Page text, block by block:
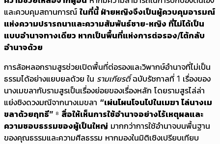
และควบคุมสถานการณ์ ในที่นี้ ฝ่ายหญิงจึงเป็นผู้ควบคุมอารมณ์
แห่งความปรารถนาและความสัมพันธ์ชาย-หญิง ที่ไม่ได้เป็น
แบบอำนาจทางเดียว หากเป็นพื้นที่แห่งการต่อรอง/โต้กลับ
อำนาจด้วย
การล้อหลอกรามสูรช่วยเปิดพื้นที่ต่อรองและวิพากษ์อำนาจที่ไม่เป็น
ธรรมได้อย่างแยบยลด้วย ใน รามเกียรติ์ฉบับรัชกาลที่ 1 เรื่องของ
นางเมขลากับรามสูรเป็นเรื่องย่อยของเรื่องหลัก โดยรามสูรไล่ล่า
แย่งชิงดวงมณีจากนางเมขลา “เผ่นโผนโจนไปในเมฆา ไล่นางเม
ขลาด้วยฤทธี” ⁸ สื่อให้เห็นการใช้อำนาจอย่างไร้เหตุผลและ
ความชอบธรรมของผู้เป็นใหญ่ มากกว่าการใช้อำนาจบนพื้นฐาน
ของคุณธรรมและความศีลธรรม หากมองในมิติเชิงเปรียบเทียบ